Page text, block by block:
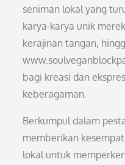
seniman lokal yang
karya-karya unik
kerajinan tangan,
bagi kreasi dan
keberagaman.
Berkumpul dalam
memberikan
lokal untuk